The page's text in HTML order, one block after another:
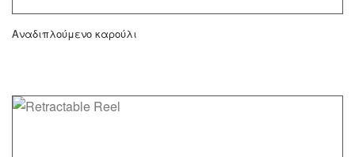
Αναδιπλούμενο καρούλι